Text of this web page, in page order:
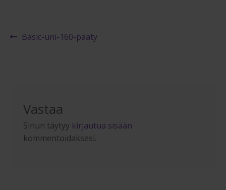
Artikkelien
Edellinen
Basic-uni-160-pääty
Vastaa
Sinun täytyy kirjautua sisään
kommentoidaksesi.